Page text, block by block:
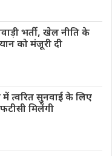
भर्ती, खेल नीति के
को मंजूरी दी
त्वरित सुनवाई के लिए
मिलेंगी